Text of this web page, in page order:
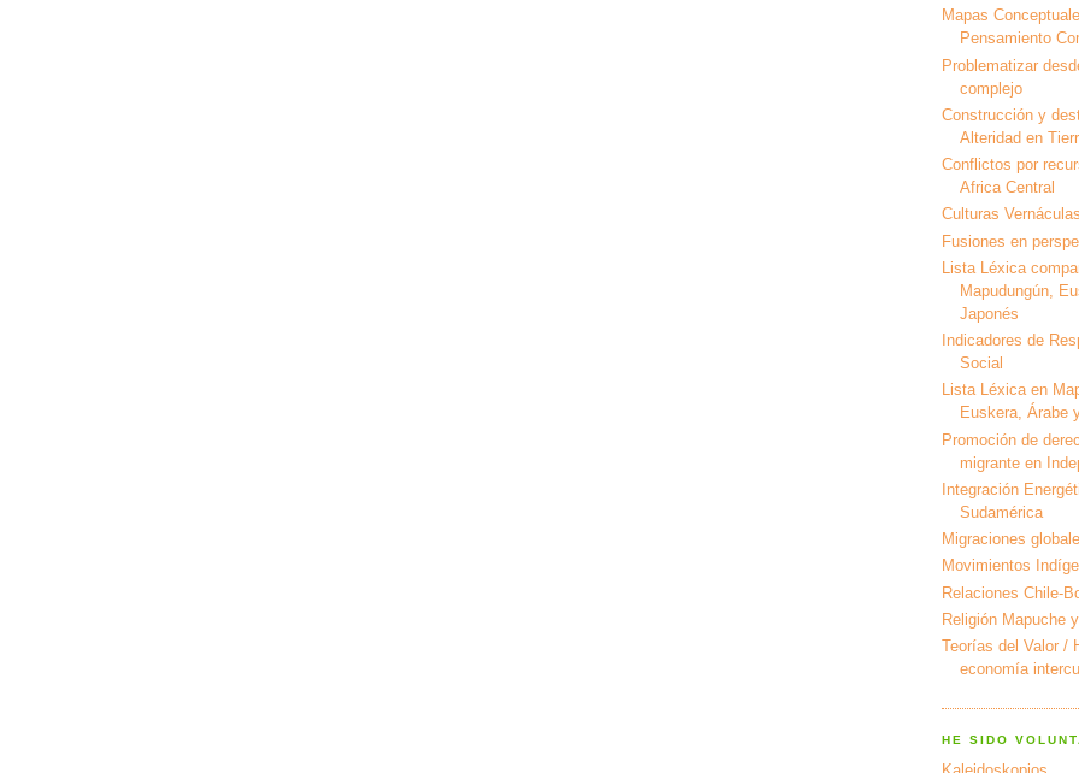
Mapas
Pensamiento
Problematizar
complejo
Construcción y
Alteridad en
Conflictos por
Africa Central
Culturas
Fusiones en
Lista Léxica
Mapudungún,
Japonés
Indicadores de
Social
Lista Léxica en
Euskera, Árabe
Promoción de
migrante en
Integración
Sudamérica
Migraciones
Movimientos
Relaciones Chile-
Religión Mapuche
Teorías del Valor /
economía
HE SIDO